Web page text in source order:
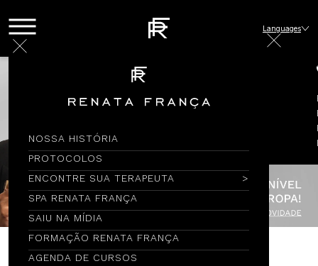
NOSSA HISTÓRIA
PROTOCOLOS
ENCONTRE SUA TERAPEUTA
SPA RENATA FRANÇA
SAIU NA MÍDIA
FORMAÇÃO RENATA FRANÇA
AGENDA DE CURSOS
Languages